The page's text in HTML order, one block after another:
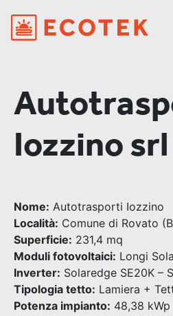
Iozzino srl
Nome: Autotrasporti Iozzino
Località: Comune di Rovato
Superficie: 231,4 mq
Moduli fotovoltaici: Longi
Inverter: Solaredge SE20K –
Tipologia tetto: Lamiera +
Potenza impianto: 48,38 kWp